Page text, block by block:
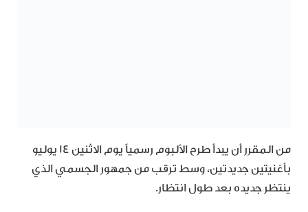
من المقرر أن يبدأ طرح الألبوم رسمياً يوم الاثنين 14 يوليو
بأغنيتين جديدتين، وسط ترقب من جمهور الجسمي الذي
ينتظر جديده بعد طول انتظار.